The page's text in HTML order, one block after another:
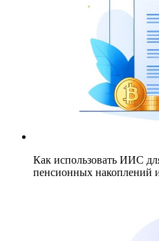
Как использовать ИИС
пенсионных накоплений